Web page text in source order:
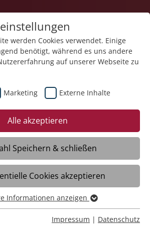
Gesundheit
im
Kontext
werden Cookies verwendet. Einige
benötigt, während es uns andere
auf unserer Webseite zu
Marketing Externe Inhalte
Alle akzeptieren
Speichern & schließen
Cookies akzeptieren
werden für grundlegende Funktionen
Informationen anzeigen
Impressum | Datenschutz